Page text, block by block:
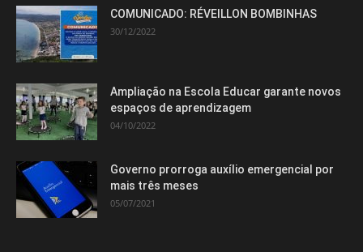
COMUNICADO: RÉVEILLON BOMBINHAS
30/12/2022
Ampliação na Escola Educar garante novos
espaços de aprendizagem
04/10/2022
Governo prorroga auxílio emergencial por
mais três meses
05/07/2021